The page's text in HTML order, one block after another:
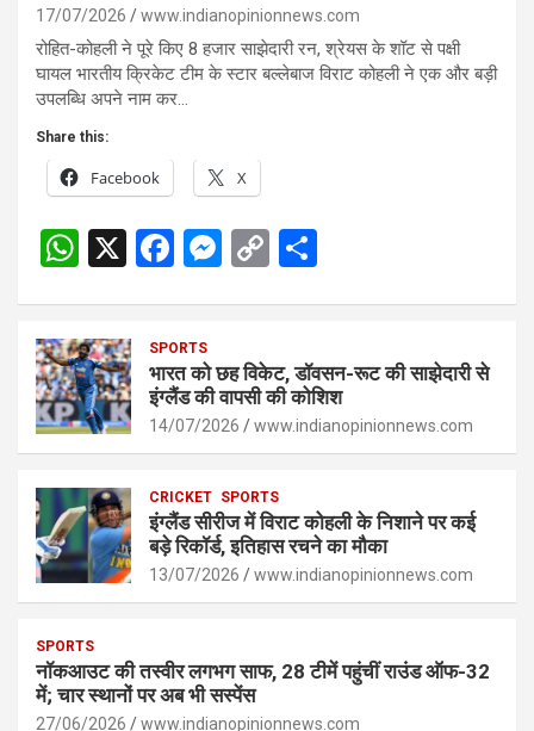
17/07/2026 www.indianopinionnews.com
रोहित-कोहली ने पूरे किए 8 हजार साझेदारी रन, श्रेयस के शॉट से पक्षी
घायल भारतीय क्रिकेट टीम के स्टार बल्लेबाज विराट कोहली ने एक और बड़ी
उपलब्धि अपने नाम कर…
Share this:
Facebook X
W
s
A
p
p
X
F
b
o
o
M
n
g
er
C
Li
n
k
e
SPORTS
भारत को छह विकेट, डॉवसन-रूट की साझेदारी से
इंग्लैंड की वापसी की कोशिश
14/07/2026 www.indianopinionnews.com
CRICKET SPORTS
इंग्लैंड सीरीज में विराट कोहली के निशाने पर कई
बड़े रिकॉर्ड, इतिहास रचने का मौका
13/07/2026 www.indianopinionnews.com
SPORTS
नॉकआउट की तस्वीर लगभग साफ, 28 टीमें पहुंचीं राउंड ऑफ-32
में; चार स्थानों पर अब भी सस्पेंस
27/06/2026 www.indianopinionnews.com